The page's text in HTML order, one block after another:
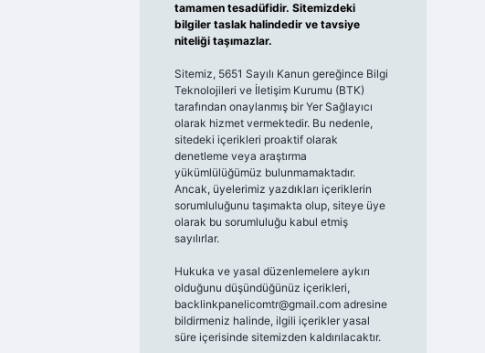
tamamen tesadüfidir. Sitemizdeki
bilgiler taslak halindedir ve tavsiye
niteliği taşımazlar.
Sitemiz, 5651 Sayılı Kanun gereğince Bilgi
Teknolojileri ve İletişim Kurumu (BTK)
tarafından onaylanmış bir Yer Sağlayıcı
olarak hizmet vermektedir. Bu nedenle,
sitedeki içerikleri proaktif olarak
denetleme veya araştırma
yükümlülüğümüz bulunmamaktadır.
Ancak, üyelerimiz yazdıkları içeriklerin
sorumluluğunu taşımakta olup, siteye üye
olarak bu sorumluluğu kabul etmiş
sayılırlar.
Hukuka ve yasal düzenlemelere aykırı
olduğunu düşündüğünüz içerikleri,
backlinkpanelicomtr@gmail.comadresine
bildirmeniz halinde, ilgili içerikler yasal
süre içerisinde sitemizden kaldırılacaktır.